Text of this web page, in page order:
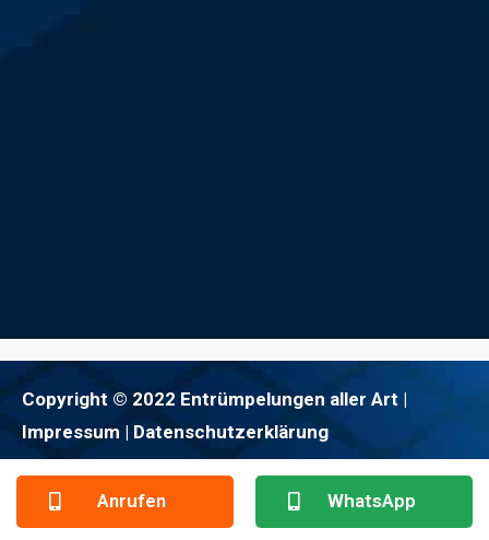
Copyright © 2022 Entrümpelungen aller Art |
Impressum | Datenschutzerklärung
Anrufen WhatsApp